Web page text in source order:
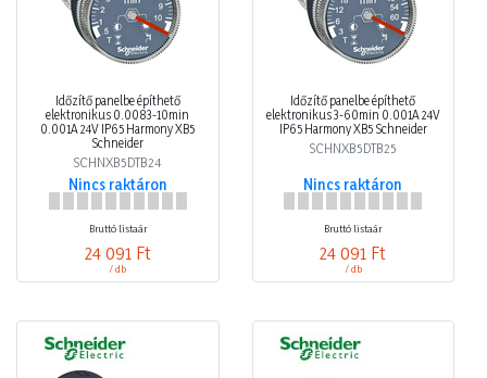
Időzítő panelbe építhető
elektronikus 0.0083-10min
0.001A 24V IP65 Harmony XB5
Schneider
SCHNXB5DTB24
Nincs raktáron
Bruttó listaár
24 091 Ft
/ db
Időzítő panelbe építhető
elektronikus 3-60min 0.001A 24V
IP65 Harmony XB5 Schneider
SCHNXB5DTB25
Nincs raktáron
Bruttó listaár
24 091 Ft
/ db